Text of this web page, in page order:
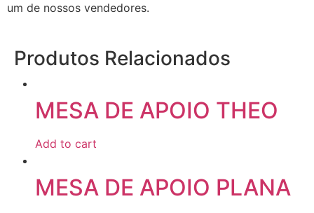
um de nossos vendedores.
Produtos Relacionados
MESA DE APOIO THEO
Add to cart
MESA DE APOIO PLANA